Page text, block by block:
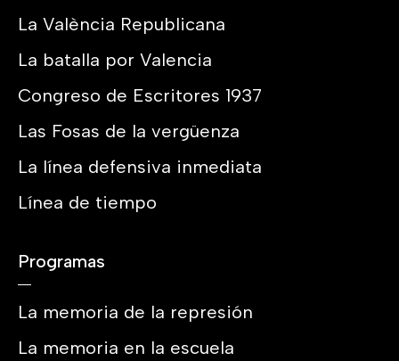
La València Republicana
La batalla por Valencia
Congreso de Escritores 1937
Las Fosas de la vergüenza
La línea defensiva inmediata
Línea de tiempo
Programas
La memoria de la represión
La memoria en la escuela